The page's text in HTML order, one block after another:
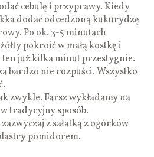
cebulę i przyprawy. Kiedy
dodać odcedzoną kukurydzę
Po ok. 3-5 minutach
pokroić w małą kostkę i
już kilka minut przestygnie.
bardzo nie rozpuści. Wszystko
zwykle. Farsz wykładamy na
tradycyjny sposób.
z sałatką z ogórków
pomidorem.